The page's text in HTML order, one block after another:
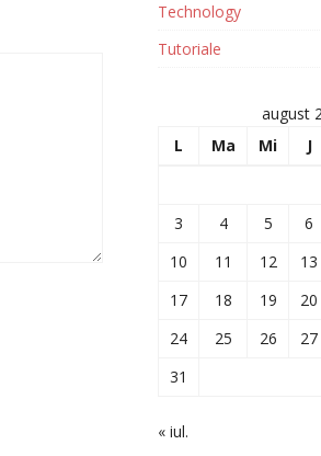
Technology
Tutoriale
august
L
Ma Mi J
3
4 5 6
10
11 12 13
17
18 19 20
24
25 26 27
31
« iul.